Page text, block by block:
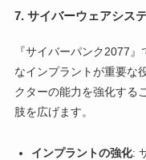
7. サイバーウェアシス
『サイバーパンク2077
なインプラントが重要な
クターの能力を強化する
肢を広げます。
インプラントの強化: